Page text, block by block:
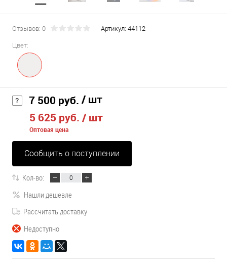
Отзывов: 0 Артикул: 44112
Цвет:
7 500 руб. / шт
5 625 руб. / шт
Оптовая цена
Сообщить о поступлении
Кол-во:
Нашли дешевле
Рассчитать доставку
Недоступно